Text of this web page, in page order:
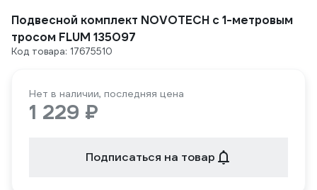
Подвесной комплект NOVOTECH с 1-метровым
тросом FLUM 135097
Код товара: 17675510
Нет в наличии, последняя цена
1 229 ₽
Подписаться на товар